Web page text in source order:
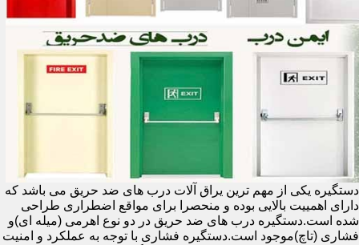
دستگیره یکی از مهم ترین یراق آلات درب های ضد حریق می باشد که
دارای اهمییت بالایی بوده و منحصرا برای مواقع اضطراری طراحی
شده است.دستگیره درب های ضد حریق در دو نوع اهرمی (میله ای)و
فشاری (تاچ)موجود است.دستگیره فشاری با توجه به عملکرد و امنیت